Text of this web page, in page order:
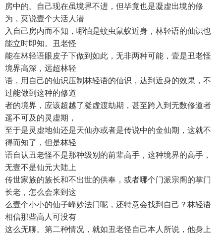
房中的。自己现在虽境界不进，但毕竟也是凝虚出境的修
为，莫说壹个大活人潜
入自己房内而不知，哪怕是蚊虫鼠蚁近身，林轻语的仙识也
能立时即知。丑老怪
能在林轻语眼皮子下做到如此，无非两种可能，壹是丑老怪
境界高深，远超林轻
语，用自己的仙识压制林轻语的仙识，达到近身的效果，不
过能做到这种的修道
者的境界，应该超越了凝虚渡劫期，甚至跨入到无数修道者
遥不可及的灵虚期，
至于是灵虚地仙还是天仙亦或者是传说中的金仙期，这就不
得而知了，但是林轻
语自认丑老怪不是那种级别的前辈高手，这种境界的高手，
无壹不是仙元大陆上
传世家族的族长和不出世的供奉，或者哪个门派宗阁的掌门
长老，怎么会来到这
么壹个小小的仙子峰妙法门呢，还特意会找到自己？林轻语
相信那些高人可没有
这么无聊。第二种情况，就如丑老怪自己本人所说，他身上